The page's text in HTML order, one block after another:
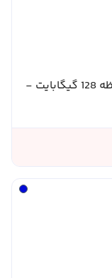
گوشی موبایل هوآوی مدل Nova8 حافظه 128 گیگابایت -